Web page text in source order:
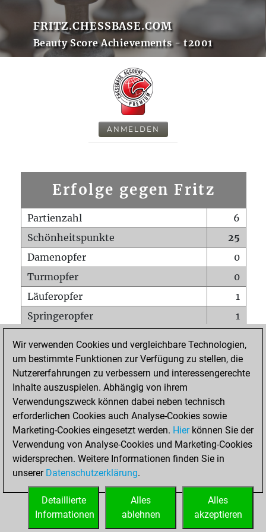
FRITZ.CHESSBASE.COM
Beauty Score Achievements - t2001
ANMELDEN
Erfolge gegen Fritz
Partienzahl
6
Schönheitspunkte
25
Damenopfer
0
Turmopfer
0
Läuferopfer
1
Springeropfer
1
Matt auf vollem Brett
0
Bauer setzt Matt
0
Erstickte Matts
Unterverwandlungen
Türme auf der siebten
0
STARTSEITE
Wir verwenden Cookies und vergleichbare Technologien,
um bestimmte Funktionen zur Verfügung zu stellen, die
Nutzererfahrungen zu verbessern und interessengerechte
Inhalte auszuspielen. Abhängig von ihrem
Verwendungszweck können dabei neben technisch
erforderlichen Cookies auch Analyse-Cookies sowie
Marketing-Cookies eingesetzt werden. Hierkönnen Sie der
Verwendung von Analyse-Cookies und Marketing-Cookies
widersprechen. Weitere Informationen finden Sie in
unserer Datenschutzerklärung.
Alles
akzeptieren
Alles
ablehnen
Detaillierte
Informationen